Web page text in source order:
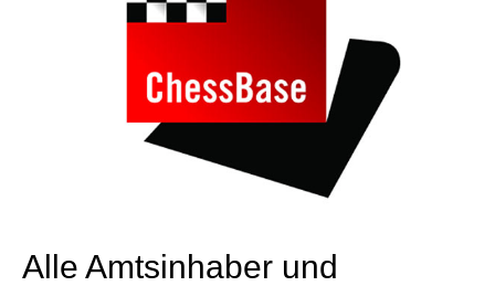
Alle Amtsinhaber und